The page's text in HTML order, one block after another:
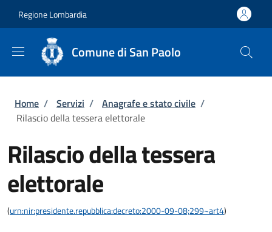
Regione Lombardia
Comune di San Paolo
Briciole di pane
Home / Servizi / Anagrafe e stato civile /
Rilascio della tessera elettorale
Rilascio della tessera
elettorale
(urn:nir:presidente.repubblica:decreto:2000-09-08;299~art4)